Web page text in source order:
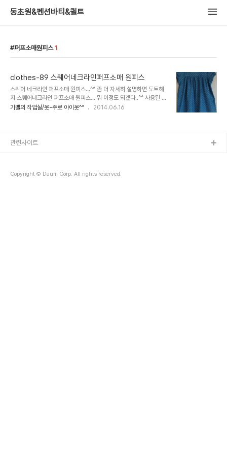
동초원&펜션바티&퀼트
퍼프소매원피스 1
clothes-89 스퀘어네크라인퍼프소매 원피스
스퀘어 네크라인 퍼프소매 원피스...^^ 좀 더 자세히 설명하면 도트해
지 스퀘어네크라인 퍼프소매 원피스... 뭐 이정도 되겠다..^^ 사용된 원
단과 형태에 따른 단순한 작명..ㅜ.ㅜ 남들은 에밀리 원피스네..그레이
가벨의 작업실/옷-주로 아이옷^^ 2014.06.16
Copyright © Daum Corp. All rights reserved.
관련사이트